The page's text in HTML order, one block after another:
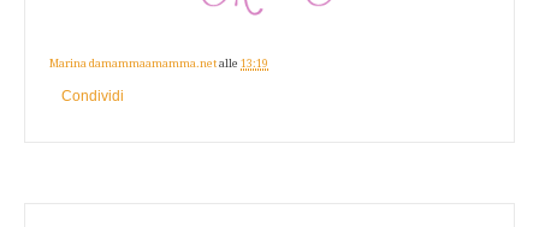
Marina damammaamamma.net alle 13:19
Condividi